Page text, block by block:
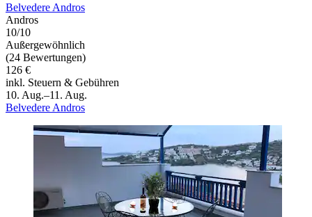
Belvedere Andros
Andros
10/10
Außergewöhnlich
(24 Bewertungen)
126 €
inkl. Steuern & Gebühren
10. Aug.–11. Aug.
Belvedere Andros